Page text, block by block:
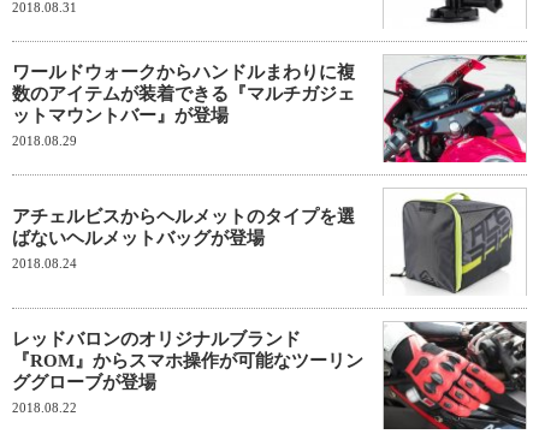
2018.08.31
ワールドウォークからハンドルまわりに複
数のアイテムが装着できる『マルチガジェ
ットマウントバー』が登場
2018.08.29
アチェルビスからヘルメットのタイプを選
ばないヘルメットバッグが登場
2018.08.24
レッドバロンのオリジナルブランド
『ROM』からスマホ操作が可能なツーリン
ググローブが登場
2018.08.22